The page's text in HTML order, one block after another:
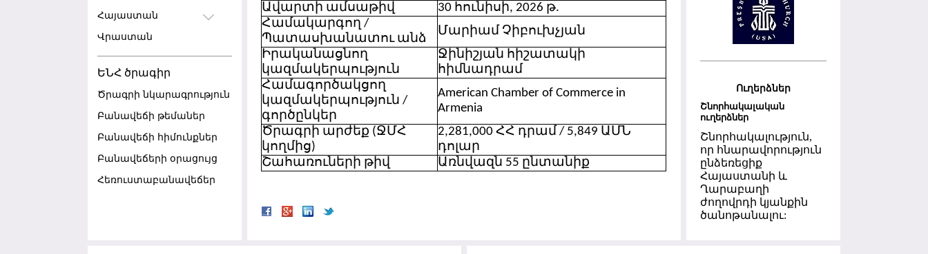
Հայաստան
Վրաստան
ԵՆՀ ծրագիր
Ծրագրի նկարագրություն
Բանավեճի թեմաներ
Բանավեճի հիմունքներ
Բանավեճերի օրացույց
Հեռուստաբանավեճեր
Ավարտի ամսաթիվ
30 հունիսի, 2026 թ.
Համակարգող /
Պատասխանատու անձ
Մարիամ Չիբուխչյան
Իրականացնող
կազմակերպություն
Ջինիշյան հիշատակի
հիմնադրամ
Համագործակցող
կազմակերպություն /
գործընկեր
American Chamber of Commerce in
Armenia
Ծրագրի արժեք (ՋՄՀ
կողմից)
2,281,000 ՀՀ դրամ / 5,849 ԱՄՆ
դոլար
Շահառուների թիվ
Առնվազն 55 ընտանիք
Ուղերձներ
Շնորհակալական
ուղերձներ
Շնորհակալություն,
որ հնարավորություն
ընձեռեցիք
Հայաստանի և
Ղարաբաղի
ժողովրդի կյանքին
ծանոթանալու: